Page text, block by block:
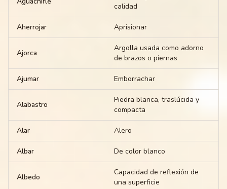
calidad
Aherrojar Aprisionar
Ajorca
Argolla usada como adorno
de brazos o piernas
Ajumar Emborrachar
Alabastro
Piedra blanca, traslúcida y
compacta
Alar Alero
Albar De color blanco
Albedo
Capacidad de reflexión de
una superficie